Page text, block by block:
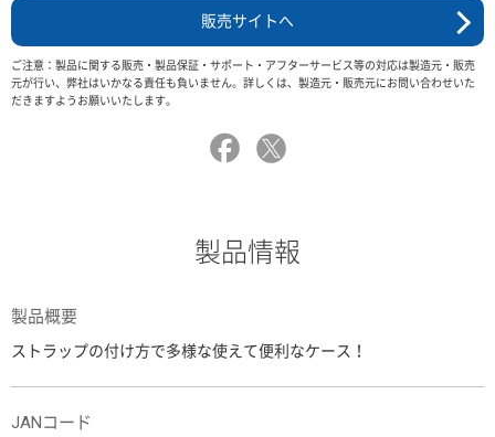
販売サイトへ
ご注意：製品に関する販売・製品保証・サポート・アフターサービス等の対応は製造元・販売
元が行い、弊社はいかなる責任も負いません。詳しくは、製造元・販売元にお問い合わせいた
だきますようお願いいたします。
製品情報
製品概要
ストラップの付け方で多様な使えて便利なケース！
JANコード